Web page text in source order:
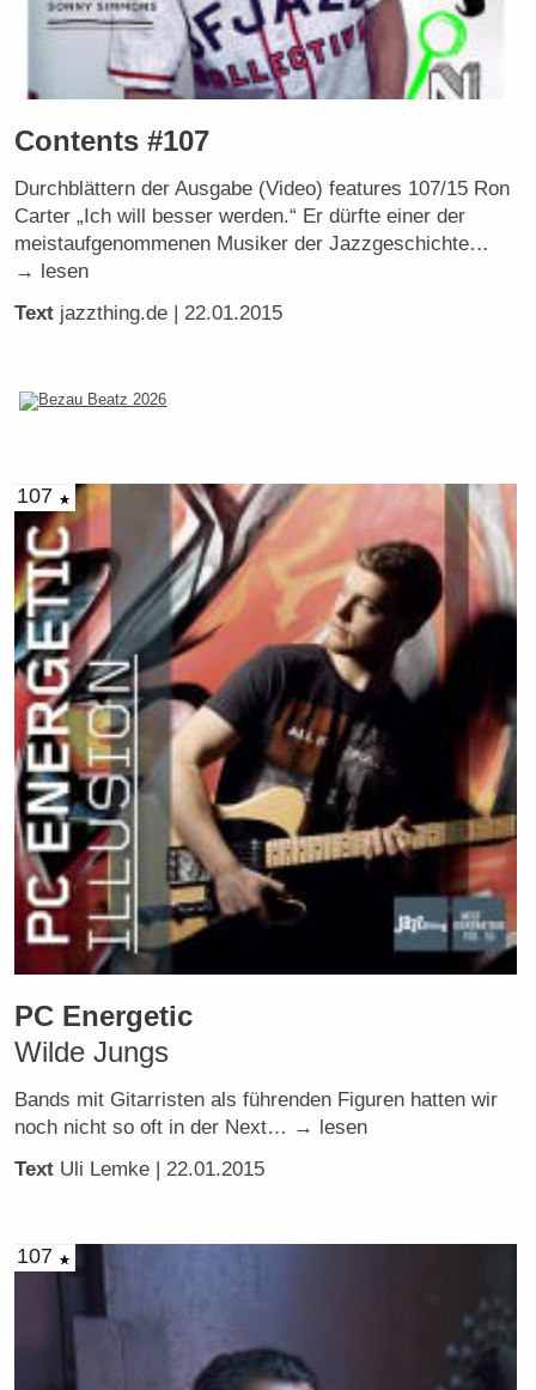
Contents #107
Durchblättern der Ausgabe (Video) features 107/15 Ron
Carter „Ich will besser werden.“ Er dürfte einer der
meistaufgenommenen Musiker der Jazzgeschichte…
→ lesen
Text jazzthing.de | 22.01.2015
107
PC Energetic
Wilde Jungs
Bands mit Gitarristen als führenden Figuren hatten wir
noch nicht so oft in der Next… → lesen
Text Uli Lemke | 22.01.2015
107